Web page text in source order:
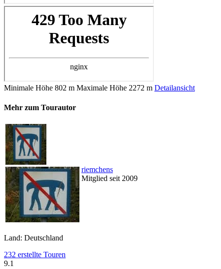
Minimale Höhe 802 m Maximale Höhe 2272 m Detailansicht
Mehr zum Tourautor
riemchens
Mitglied seit 2009
Land: Deutschland
232 erstellte Touren
9.1